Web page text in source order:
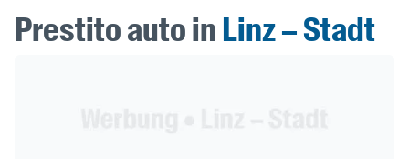
Prestito auto inLinz – Stadt